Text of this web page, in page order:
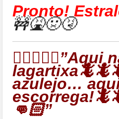
Pronto!
🚧🤮🤢🤧
👉🏻🦎🦎🦎”Aqui
azulejo…
👊🏻”